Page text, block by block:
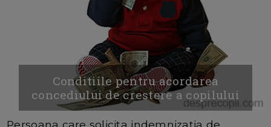
Conditiile pentru acordarea
concediului de crestere a copilului
Persoana care solicita indemnizatia de